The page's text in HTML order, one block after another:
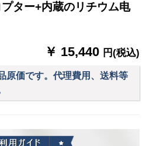
ター+内蔵のリチウム电
￥ 15,440 円(税込)
原価です。代理費用、送料等